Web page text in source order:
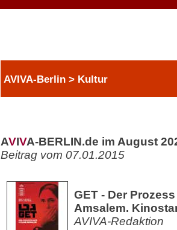
AVIVA-Berlin > Kultur
AVIVA-BERLIN.de im August
Beitrag vom 07.01.2015
GET - Der
Amsalem.
AVIVA-Redaktion